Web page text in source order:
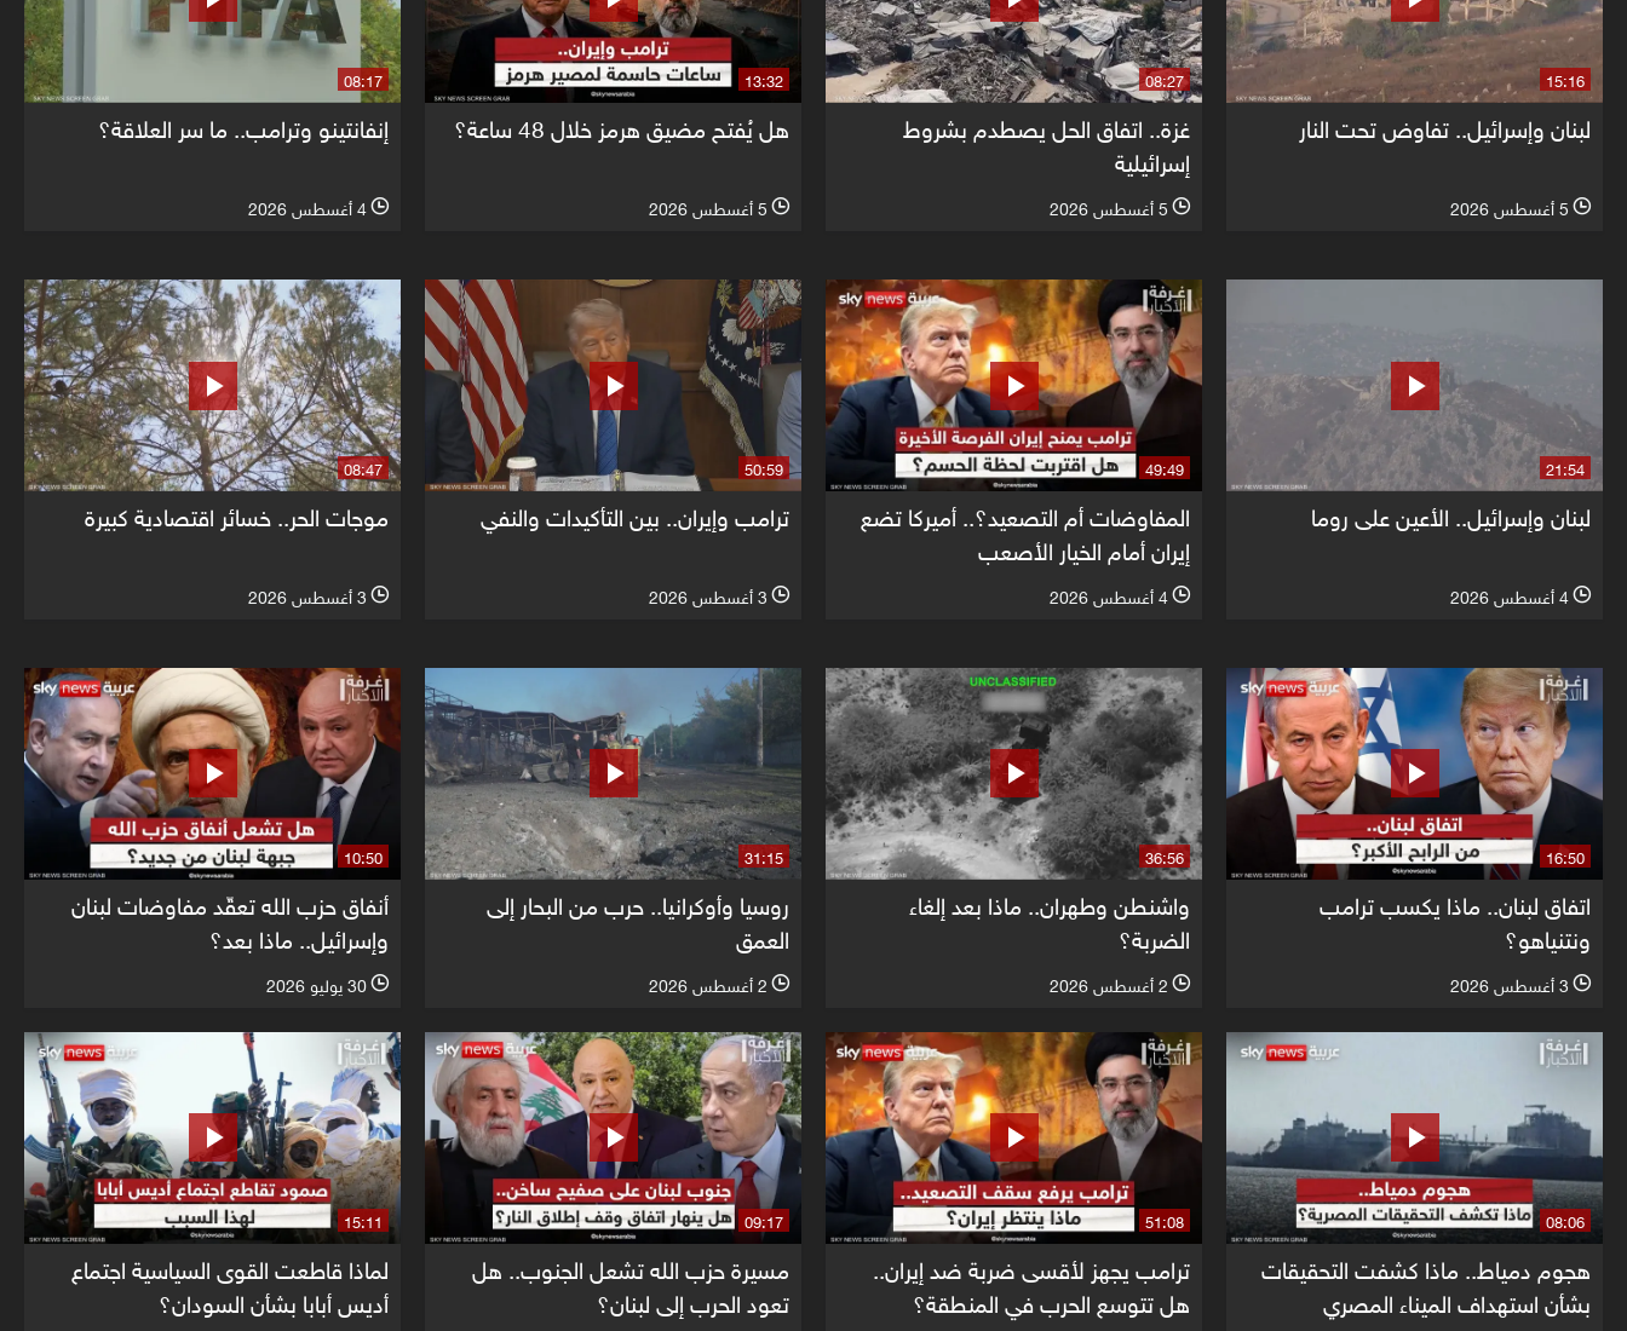
15:16
لبنان وإسرائيل.. تفاوض تحت النار
l 5 أغسطس 2026
08:27
غزة.. اتفاق الحل يصطدم بشروط
إسرائيلية
l 5 أغسطس 2026
13:32
هل يُفتح مضيق هرمز خلال 48 ساعة؟
l 5 أغسطس 2026
08:17
إنفانتينو وترامب.. ما سر العلاقة؟
l 4 أغسطس 2026
21:54
لبنان وإسرائيل.. الأعين على روما
l 4 أغسطس 2026
49:49
المفاوضات أم التصعيد؟.. أميركا تضع
إيران أمام الخيار الأصعب
l 4 أغسطس 2026
50:59
ترامب وإيران.. بين التأكيدات والنفي
l 3 أغسطس 2026
08:47
موجات الحر.. خسائر اقتصادية كبيرة
l 3 أغسطس 2026
16:50
اتفاق لبنان.. ماذا يكسب ترامب
ونتنياهو؟
l 3 أغسطس 2026
36:56
واشنطن وطهران.. ماذا بعد إلغاء
الضربة؟
l 2 أغسطس 2026
31:15
روسيا وأوكرانيا.. حرب من البحار إلى
العمق
l 2 أغسطس 2026
10:50
أنفاق حزب الله تعقّد مفاوضات لبنان
وإسرائيل.. ماذا بعد؟
l 30 يوليو 2026
08:06
هجوم دمياط.. ماذا كشفت التحقيقات
بشأن استهداف الميناء المصري
51:08
ترامب يجهز لأقسى ضربة ضد إيران..
هل تتوسع الحرب في المنطقة؟
09:17
مسيرة حزب الله تشعل الجنوب.. هل
تعود الحرب إلى لبنان؟
15:11
لماذا قاطعت القوى السياسية اجتماع
أديس أبابا بشأن السودان؟